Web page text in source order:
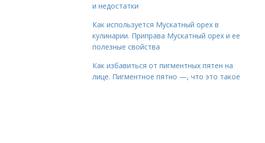
и недостатки
Как используется Мускатный орех в
кулинарии. Приправа Мускатный орех и ее
полезные свойства
Как избавиться от пигментных пятен на
лице. Пигментное пятно —, что это такое